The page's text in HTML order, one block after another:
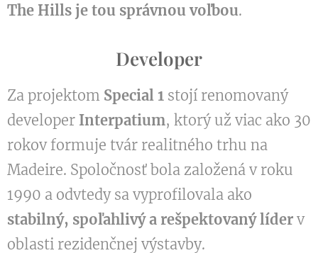
The Hills je tou správnou voľbou.
Developer
Za projektom Special 1 stojí renomovaný
developer Interpatium, ktorý už viac ako 30
rokov formuje tvár realitného trhu na
Madeire. Spoločnosť bola založená v roku
1990 a odvtedy sa vyprofilovala ako
stabilný, spoľahlivý a rešpektovaný líder v
oblasti rezidenčnej výstavby.